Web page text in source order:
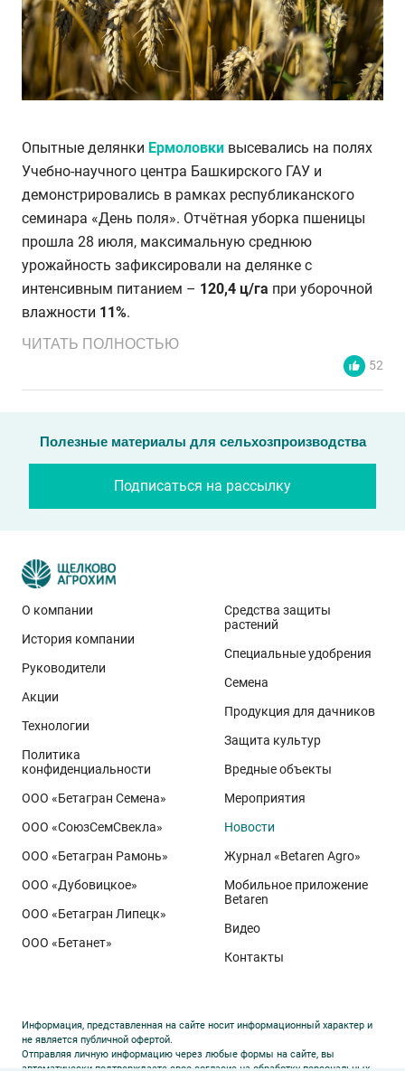
Опытные делянки Ермоловки высевались на полях
Учебно-научного центра Башкирского ГАУ и
демонстрировались в рамках республиканского
семинара «День поля». Отчётная уборка пшеницы
прошла 28 июля, максимальную среднюю
урожайность зафиксировали на делянке с
интенсивным питанием – 120,4 ц/га при уборочной
влажности 11%.
Эти результаты особенно показательны для
условий Приволжского федерального округа. Они
демонстрируют, что потенциал интенсивного сорта
реализуется при грамотном управлении
технологией: сбалансированном минеральном
питании, эффективной защите растений и точном
относится к новому поколению сортов орловского
биотипа озимой пшеницы. Это достижение
департамента селекции и семеноводства «Щёлково
Агрохим». Ей принадлежит рекорд
полученный в Орловской области в 2025 году.
Ермоловка максимально отзывчива на приёмы
интенсификации. Внесена в Государственный реестр
массивный поникающий колос и высокая
озернённость – до50–80
30у традиционных сортов. Именно такая
ЧИТАТЬ ПОЛНОСТЬЮ
52
Полезные материалы для сельхозпроизводства
Подписаться на рассылку
О компании
История компании
Руководители
Акции
Технологии
Политика
конфиденциальности
ООО «Бетагран Семена»
ООО «СоюзСемСвекла»
ООО «Бетагран Рамонь»
ООО «Дубовицкое»
ООО «Бетагран Липецк»
ООО «Бетанет»
Средства защиты
растений
Специальные удобрения
Семена
Продукция для дачников
Защита культур
Вредные объекты
Мероприятия
Новости
Журнал «Betaren Agro»
Мобильное приложение
Betaren
Видео
Контакты
Информация, представленная на сайте носит информационный характер и
не является публичной офертой.
Отправляя личную информацию через любые формы на сайте, вы
автоматически подтверждаете свое согласие на обработку персональных